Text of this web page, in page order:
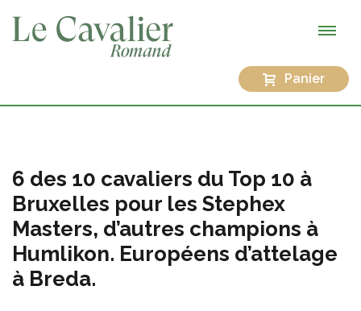
Panier
6 des 10 cavaliers du Top 10 à
Bruxelles pour les Stephex
Masters, d’autres champions à
Humlikon. Européens d’attelage
à Breda.